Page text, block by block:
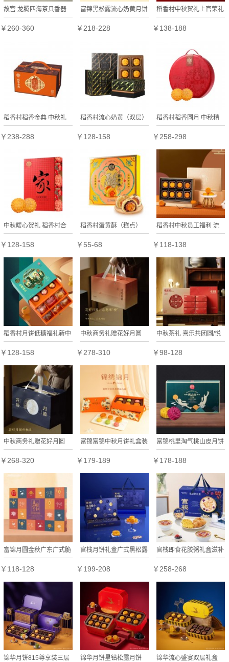
故宫 龙腾四海茶具香器
套装 生日礼物 故宫官方
￥260-360
富锦黑松露流心奶黄月饼
400g8个装广东特产中秋
￥218-228
稻香村中秋贺礼上官荣礼
￥138-188
稻香村稻香金典 中秋礼
赠
￥238-288
稻香村流心奶黄（双层）
中秋贺礼
￥128-158
稻香村稻香圆月 中秋精
美礼品
￥258-298
中秋暖心贺礼 稻香村合
家团圆
￥128-158
稻香村蛋黄酥（糕点）
企业员工福利
￥55-68
稻香村中秋员工福利 流
心奶黄
￥118-138
稻香村月饼低糖福礼新中
式三层糕点礼盒装
￥128-158
中秋商务礼赠花好月圆
（双层版）
￥278-310
中秋茶礼 喜乐共团圆/悦
团圆
￥98-128
中秋商务礼赠花好月圆
（三层版）
￥268-320
富锦富锦中秋月饼礼盒装
锦绣锦月
￥179-189
富锦桃里淘气桃山皮月饼
礼盒广式糕点多口味中秋
送礼640克
￥178-188
富锦月圆金秋广东广式脆
皮蛋黄莲蓉哈密瓜荔枝凤
梨水果味月饼礼盒
￥118-128
官栈月饼礼盒广式黑松露
流心奶黄花胶月饼中秋节
公司
￥199-208
官栈即食花胶粥礼盒滋补
鱼胶孕妇补品营养品代餐
早餐
￥258-268
锦华月饼815尊享装三层 锦华月饼星钻松露月饼 锦华流心盛宴双层礼盒